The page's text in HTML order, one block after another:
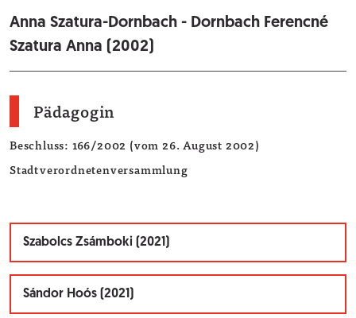
Anna Szatura-Dornbach - Dornbach Ferencné
Szatura Anna (2002)
Pädagogin
Beschluss: 166/2002 (vom 26. August 2002)
Stadtverordnetenversammlung
Szabolcs Zsámboki (2021)
Sándor Hoós (2021)